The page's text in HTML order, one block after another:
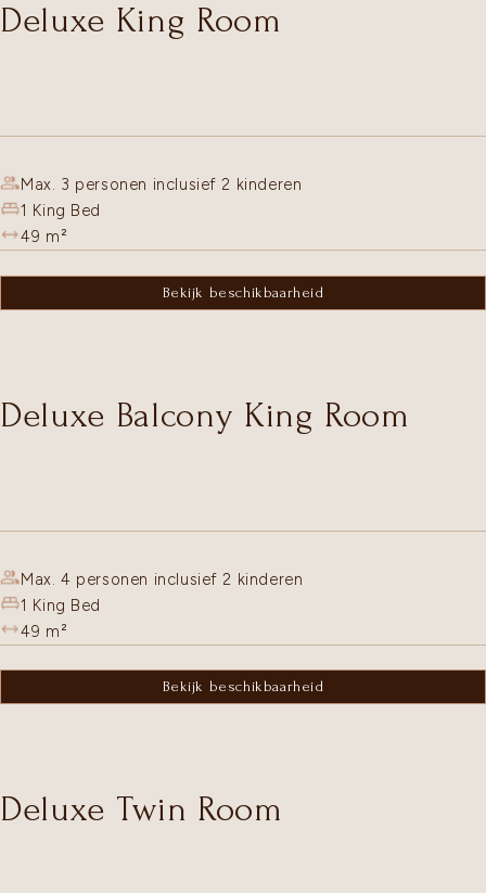
Deluxe King Room
Max. 3 personen inclusief 2 kinderen
1 King Bed
49 m²
Bekijk beschikbaarheid
Deluxe Balcony King Room
Max. 4 personen inclusief 2 kinderen
1 King Bed
49 m²
Bekijk beschikbaarheid
Deluxe Twin Room